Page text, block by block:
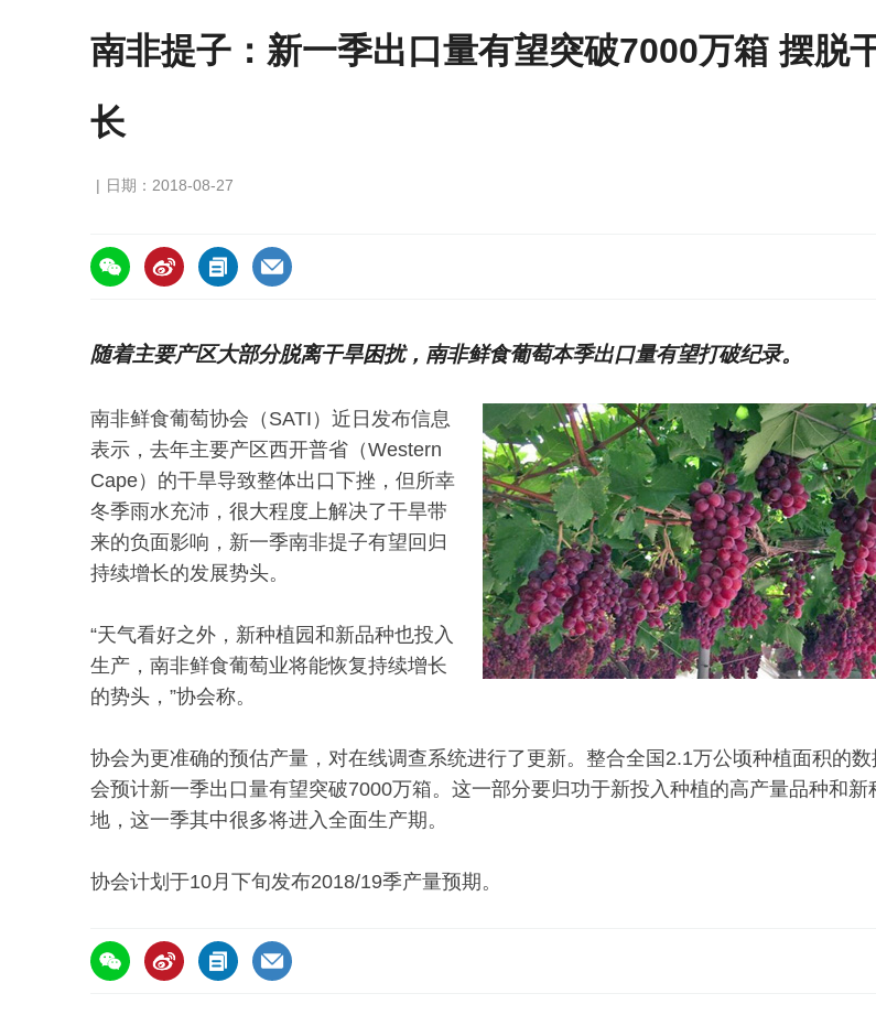
南非提子：新一季出口量有望突破7000万箱 摆脱
长
日期：2018-08-27
https://asiafruitchina.net/17367.html
随着主要产区大部分脱离干旱困扰，南非鲜食葡萄本季出口量有望打破纪录。
南非鲜食葡萄协会（SATI）近日发布信息
表示，去年主要产区西开普省（Western
Cape）的干旱导致整体出口下挫，但所幸
冬季雨水充沛，很大程度上解决了干旱带
来的负面影响，新一季南非提子有望回归
持续增长的发展势头。
“天气看好之外，新种植园和新品种也投入
生产，南非鲜食葡萄业将能恢复持续增长
的势头，”协会称。
协会为更准确的预估产量，对在线调查系统进行了更新。整合全国2.1万公顷种植面积的
会预计新一季出口量有望突破7000万箱。这一部分要归功于新投入种植的高产量品种和新
地，这一季其中很多将进入全面生产期。
协会计划于10月下旬发布2018/19季产量预期。